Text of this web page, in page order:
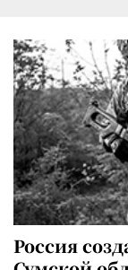
Россия